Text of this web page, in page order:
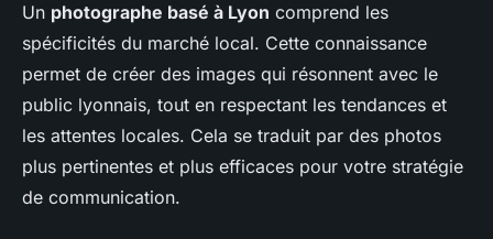
Un photographe basé à Lyon comprend les
spécificités du marché local. Cette connaissance
permet de créer des images qui résonnent avec le
public lyonnais, tout en respectant les tendances et
les attentes locales. Cela se traduit par des photos
plus pertinentes et plus efficaces pour votre stratégie
de communication.